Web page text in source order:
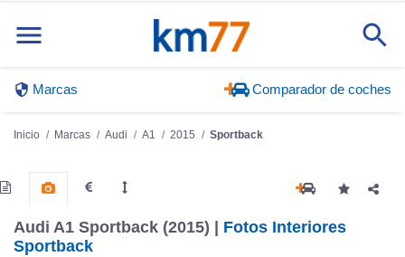
Marcas Comparador de coches
Inicio Marcas Audi A1 2015 Sportback
Audi A1 Sportback (2015) | Fotos Interiores
Sportback